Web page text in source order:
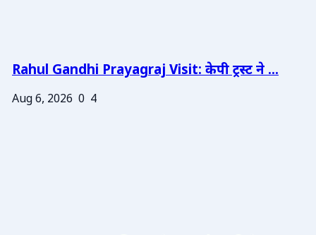
Rahul Gandhi Prayagraj Visit: केपी ट्रस्ट ने ...
Aug 6, 2026 0 4